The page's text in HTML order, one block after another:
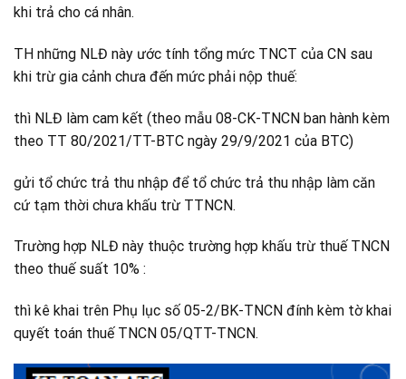
khi trả cho cá nhân.
TH những NLĐ này ước tính tổng mức TNCT của CN sau
khi trừ gia cảnh chưa đến mức phải nộp thuế:
thì NLĐ làm cam kết (theo mẫu 08-CK-TNCN ban hành kèm
theo TT 80/2021/TT-BTC ngày 29/9/2021 của BTC)
gửi tổ chức trả thu nhập để tổ chức trả thu nhập làm căn
cứ tạm thời chưa khấu trừ TTNCN.
Trường hợp NLĐ này thuộc trường hợp khấu trừ thuế TNCN
theo thuế suất 10% :
thì kê khai trên Phụ lục số 05-2/BK-TNCN đính kèm tờ khai
quyết toán thuế TNCN 05/QTT-TNCN.